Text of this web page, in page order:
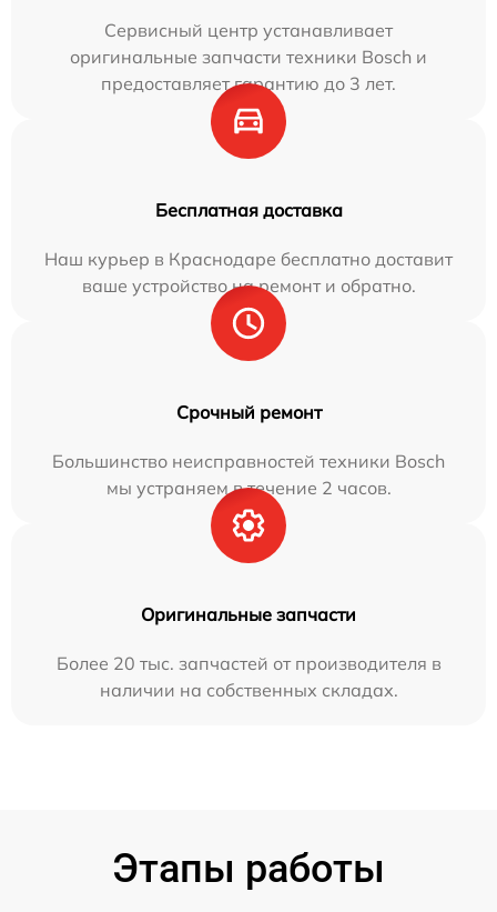
Сервисный центр устанавливает
оригинальные запчасти техники Bosch и
предоставляет гарантию до 3 лет.
Бесплатная доставка
Наш курьер в Краснодаре бесплатно доставит
ваше устройство на ремонт и обратно.
Срочный ремонт
Большинство неисправностей техники Bosch
мы устраняем в течение 2 часов.
Оригинальные запчасти
Более 20 тыс. запчастей от производителя в
наличии на собственных складах.
Этапы работы